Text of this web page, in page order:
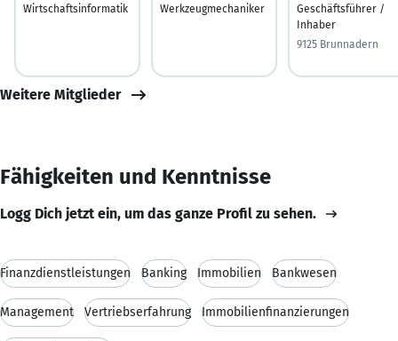
Wirtschaftsinformatik Werkzeugmechaniker
Geschäftsführer /
Inhaber
9125 Brunnadern
Weitere Mitglieder
Fähigkeiten und Kenntnisse
Logg Dich jetzt ein, um das ganze Profil zu sehen.
Finanzdienstleistungen Banking Immobilien Bankwesen
Management Vertriebserfahrung Immobilienfinanzierungen